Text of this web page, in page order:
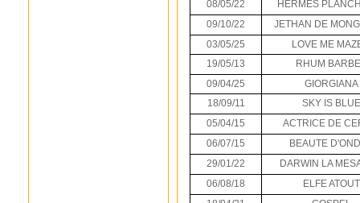
08/05/22
HERMES
09/10/22
JETHAN DE
03/05/25
LOVE ME
19/05/13
RHUM
09/04/25
GIORGIANA
18/09/11
SKY IS BLUE
05/04/15
ACTRICE DE
06/07/15
BEAUTE
29/01/22
DARWIN LA
06/08/18
ELFE ATOUT